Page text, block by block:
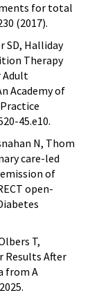
for total
(2017).
SD, Halliday
Therapy
Adult
Academy of
45.e10.
N, Thom
care-led
of
open-
T,
Results After
from A